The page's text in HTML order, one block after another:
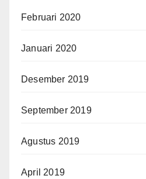
Februari 2020
Januari 2020
Desember 2019
September 2019
Agustus 2019
April 2019